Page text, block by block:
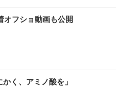
オフショ動画も公開
く、アミノ酸を」